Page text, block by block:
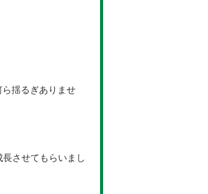
揺るぎありませ
させてもらいまし